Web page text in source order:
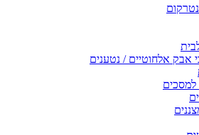
אבק אלחוטיים / נטענים
למסכים